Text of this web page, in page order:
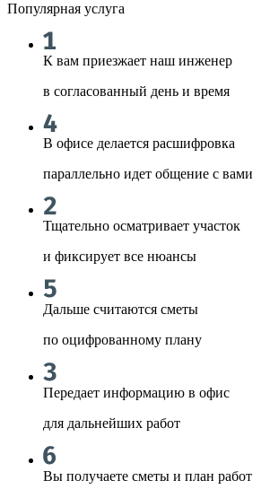
Популярная услуга
К вам приезжает наш инженер
в согласованный день и время
В офисе делается расшифровка
параллельно идет общение с вами
Тщательно осматривает участок
и фиксирует все нюансы
Дальше считаются сметы
по оцифрованному плану
Передает информацию в офис
для дальнейших работ
Вы получаете сметы и план работ